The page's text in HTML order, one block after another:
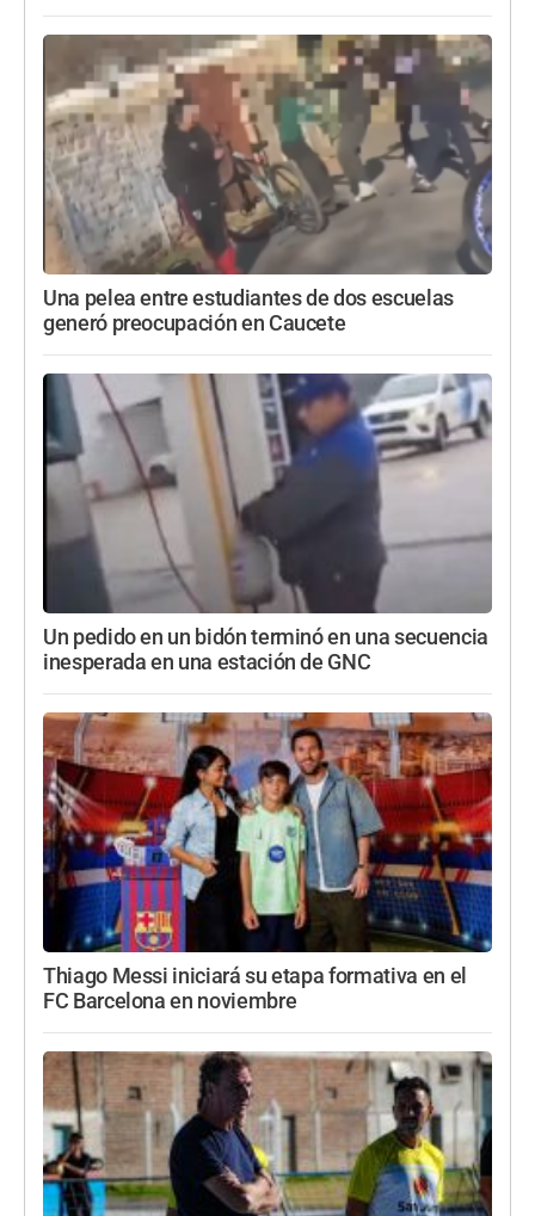
Una pelea entre estudiantes de dos escuelas
generó preocupación en Caucete
Un pedido en un bidón terminó en una secuencia
inesperada en una estación de GNC
Thiago Messi iniciará su etapa formativa en el
FC Barcelona en noviembre